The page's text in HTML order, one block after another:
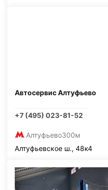
Автосервис Алтуфьево
+7 (495) 023-81-52
Алтуфьево300м
Алтуфьевское ш., 48к4